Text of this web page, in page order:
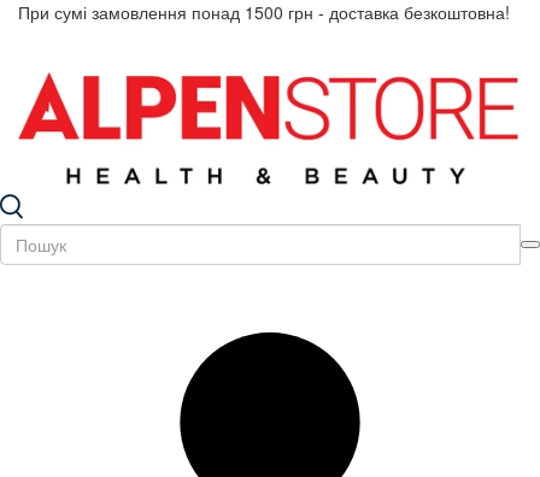
При сумі замовлення понад 1500 грн - доставка безкоштовна!